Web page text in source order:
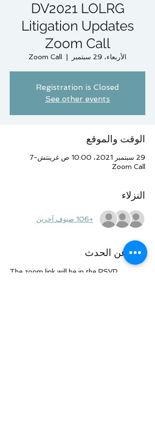
DV2021 LOLRG
Litigation Updates
Zoom Call
الأربعاء، 29 سبتمبر Zoom Call
Registration is Closed
See other events
الوقت والموقع
29 سبتمبر 2021، 10:00 ص غرينتش-7
Zoom Call
النزلاء
+106 ضيوف آخرين
نبذة عن الحدث
The zoom link will be in the RSVP